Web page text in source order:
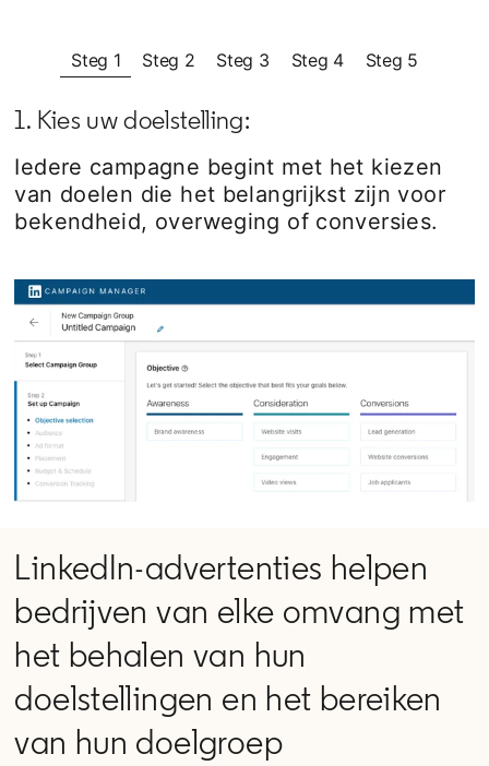
Steg 1 Steg 2 Steg 3 Steg 4 Steg 5
1. Kies uw doelstelling:
Iedere campagne begint met het kiezen
van doelen die het belangrijkst zijn voor
bekendheid, overweging of conversies.
LinkedIn-advertenties helpen
bedrijven van elke omvang met
het behalen van hun
doelstellingen en het bereiken
van hun doelgroep